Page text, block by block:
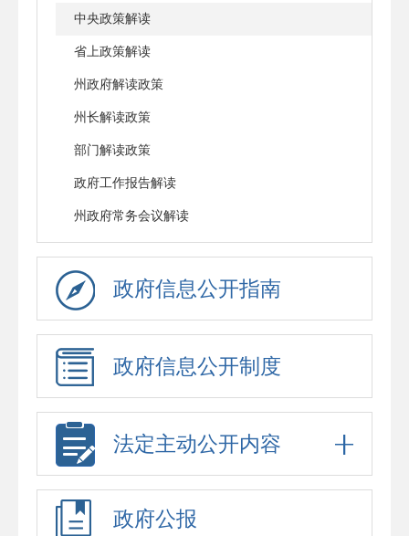
中央政策解读
省上政策解读
州政府解读政策
州长解读政策
部门解读政策
政府工作报告解读
州政府常务会议解读
政府信息公开指南
政府信息公开制度
法定主动公开内容
政府公报